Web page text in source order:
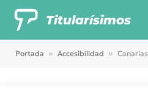
Titularísimos
Portada » Accesibilidad » Canarias destina